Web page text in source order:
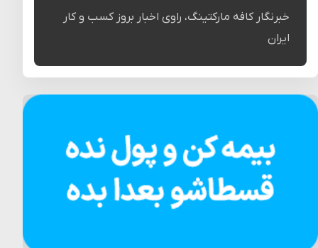
خبرنگار کافه مارکتینگ، راوی اخبار بروز کسب و کار
ایران